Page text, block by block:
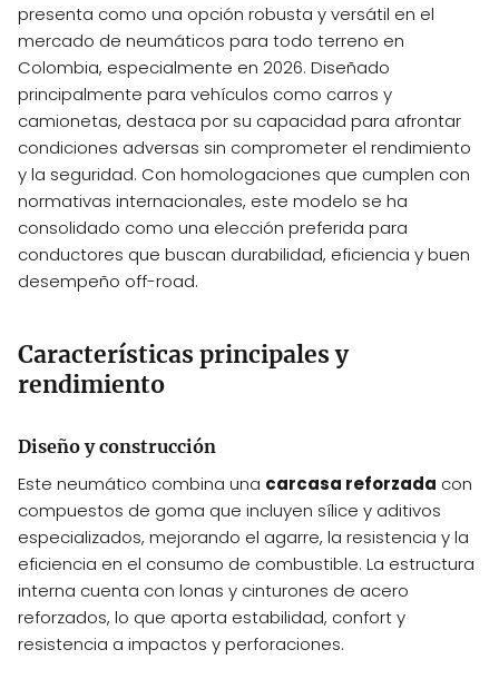
presenta como una opción robusta y versátil en el
mercado de neumáticos para todo terreno en
Colombia, especialmente en 2026. Diseñado
principalmente para vehículos como carros y
camionetas, destaca por su capacidad para afrontar
condiciones adversas sin comprometer el rendimiento
y la seguridad. Con homologaciones que cumplen con
normativas internacionales, este modelo se ha
consolidado como una elección preferida para
conductores que buscan durabilidad, eficiencia y buen
desempeño off-road.
Características principales y
rendimiento
Diseño y construcción
Este neumático combina una carcasa reforzada con
compuestos de goma que incluyen sílice y aditivos
especializados, mejorando el agarre, la resistencia y la
eficiencia en el consumo de combustible. La estructura
interna cuenta con lonas y cinturones de acero
reforzados, lo que aporta estabilidad, confort y
resistencia a impactos y perforaciones.